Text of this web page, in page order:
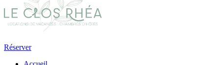
Réserver